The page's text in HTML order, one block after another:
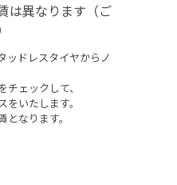
は異なります（ご
ッドレスタイヤからノ
ェックして、
いたします。
なります。